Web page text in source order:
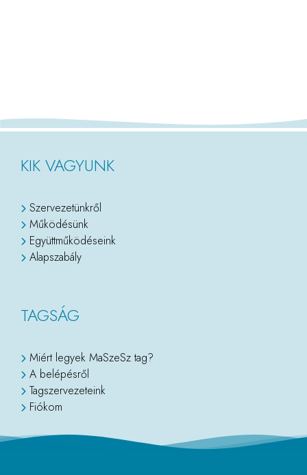
KIK VAGYUNK
Szervezetünkről
Működésünk
Együttműködéseink
Alapszabály
TAGSÁG
Miért legyek MaSzeSz tag?
A belépésről
Tagszervezeteink
Fiókom